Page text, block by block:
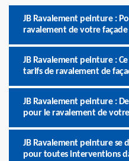
JB Ravalement peinture :
ravalement de votre façade
JB Ravalement peinture :
tarifs de ravalement de
JB Ravalement peinture :
pour le ravalement de
JB Ravalement peinture se
pour toutes interventions